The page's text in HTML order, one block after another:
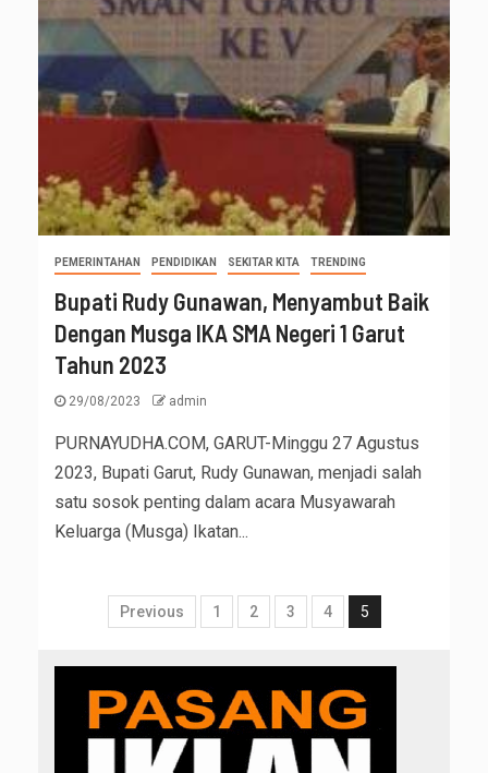
PEMERINTAHAN PENDIDIKAN SEKITAR KITA TRENDING
Bupati Rudy Gunawan, Menyambut Baik
Dengan Musga IKA SMA Negeri 1 Garut
Tahun 2023
29/08/2023 admin
PURNAYUDHA.COM, GARUT-Minggu 27 Agustus
2023, Bupati Garut, Rudy Gunawan, menjadi salah
satu sosok penting dalam acara Musyawarah
Keluarga (Musga) Ikatan...
Previous 1 2 3 4 5